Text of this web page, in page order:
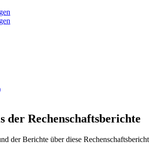
der Rechenschaftsberichte
der Berichte über diese